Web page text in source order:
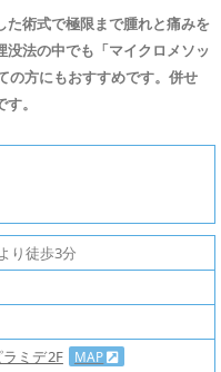
た術式で極限まで腫れと痛みを
法の中でも「マイクロメソッ
の方にもおすすめです。併せ
。
り徒歩3分
ミデ2F MAP